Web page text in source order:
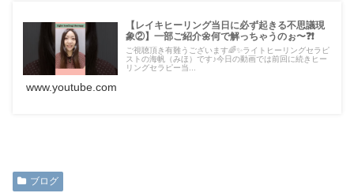
【レイキヒーリング当日に必ず起きる不思議現
象②】一部ご紹介🌼何で解っちゃうのぉ〜❓❗️
ご視聴頂き有難うございます🌈✨ライトヒーリングセラピ
ストの海帆（みほ）です♪今日の動画では前回に続きヒー
リングセラピー当...
www.youtube.com
ブログ